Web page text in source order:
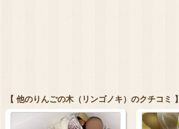
【 他のりんごの木（リンゴノキ）のクチコミ 】